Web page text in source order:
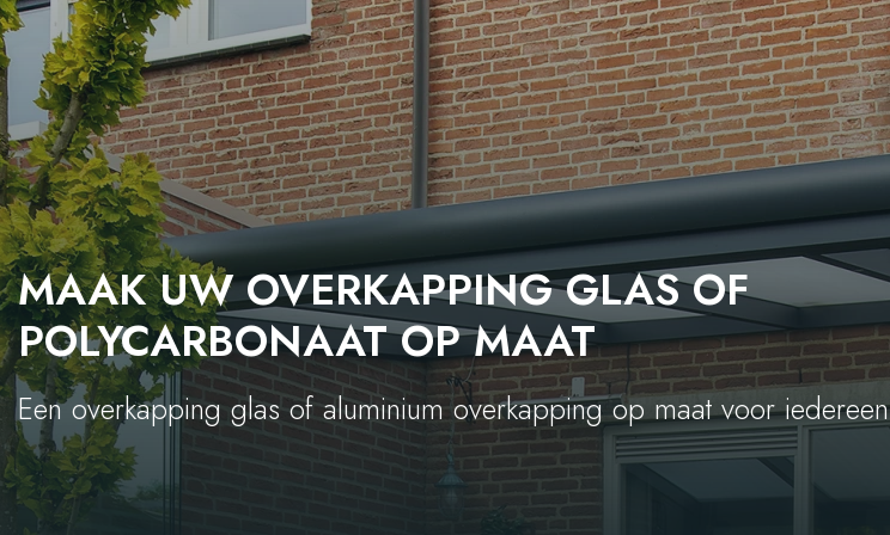
MAAK UW OVERKAPPING GLAS OF
POLYCARBONAAT OP MAAT
Een overkapping glas of aluminium overkapping op maat voor iedereen